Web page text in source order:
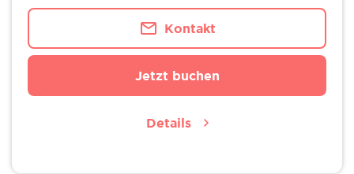
Kontakt
Jetzt buchen
Details